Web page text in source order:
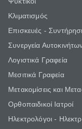
Κλιματισμός
Επισκευές -
Συνεργεία
Λογιστικά Γραφεία
Μεσιτικά Γραφεία
Μετακομίσεις και
Ορθοπαιδικοί Ιατροί
Ηλεκτρολόγοι -